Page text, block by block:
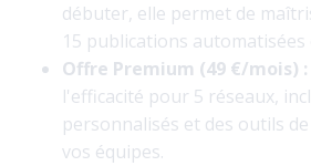
débuter, elle permet de
15 publications automatisées
Offre Premium (49 €/mois) :
l'efficacité pour 5 réseaux,
personnalisés et des outils
vos équipes.